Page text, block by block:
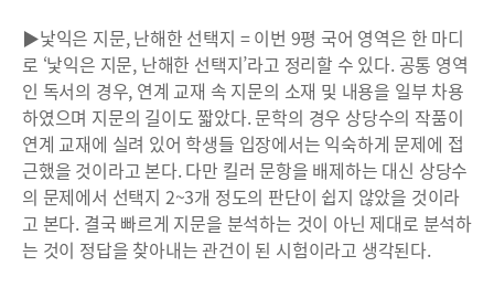
▶낯익은 지문, 난해한 선택지 = 이번 9평 국어 영역은 한 마디
로 ‘낯익은 지문, 난해한 선택지’라고 정리할 수 있다. 공통 영역
인 독서의 경우, 연계 교재 속 지문의 소재 및 내용을 일부 차용
하였으며 지문의 길이도 짧았다. 문학의 경우 상당수의 작품이
연계 교재에 실려 있어 학생들 입장에서는 익숙하게 문제에 접
근했을 것이라고 본다. 다만 킬러 문항을 배제하는 대신 상당수
의 문제에서 선택지 2~3개 정도의 판단이 쉽지 않았을 것이라
고 본다. 결국 빠르게 지문을 분석하는 것이 아닌 제대로 분석하
는 것이 정답을 찾아내는 관건이 된 시험이라고 생각된다.